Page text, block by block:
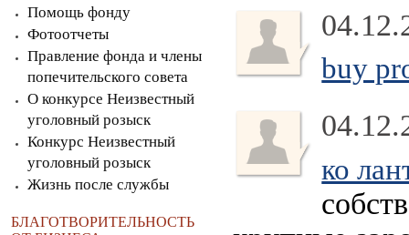
Помощь фонду
Фотоотчеты
Правление фонда и члены
попечительского совета
О конкурсе Неизвестный
уголовный розыск
Конкурс Неизвестный
уголовный розыск
Жизнь после службы
БЛАГОТВОРИТЕЛЬНОСТЬ
buy
ко